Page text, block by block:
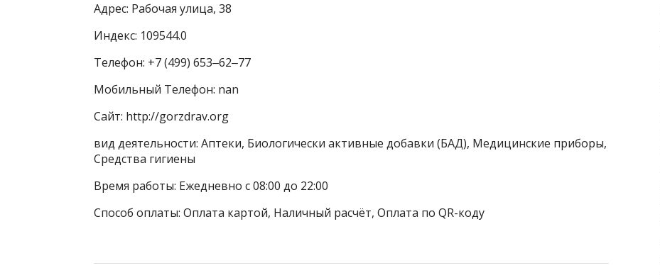
Адрес: Рабочая улица, 38
Индекс: 109544.0
Телефон: +7 (499) 653‒62‒77
Мобильный Телефон: nan
Сайт: http://gorzdrav.org
вид деятельности: Аптеки, Биологически активные добавки (БАД), Медицинские приборы,
Средства гигиены
Время работы: Ежедневно с 08:00 до 22:00
Способ оплаты: Оплата картой, Наличный расчёт, Оплата по QR-коду